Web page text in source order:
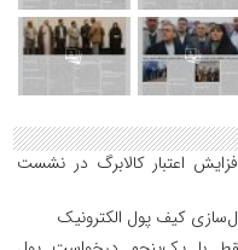
اعتبار کالابرگ در نشست
کیف پول الکترونیک